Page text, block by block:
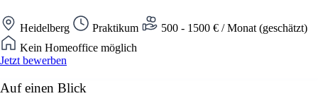
Heidelberg Praktikum
500 - 1500 € / Monat (geschätzt)
Kein Homeoffice möglich
Jetzt bewerben
Auf einen Blick